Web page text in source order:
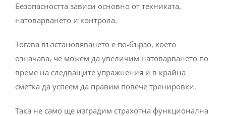
Безопасността зависи основно от техниката,
натоварването и контрола.
Тогава възстановяването е по-бързо, което
означава, че можем да увеличим натоварването по
време на следващите упражнения и в крайна
сметка да успеем да правим повече тренировки.
Така не само ще изградим страхотна функционална